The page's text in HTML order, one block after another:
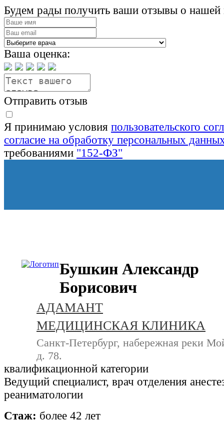
Будем рады получить ваши отзывы о нашей
Ваша оценка:
Отправить отзыв
Я принимаю условия пользовательского
согласие на обработку персональных
требованиями "152-ФЗ"
АДАМАНТ
МЕДИЦИНСКАЯ КЛИНИКА
Санкт-Петербург, набережная реки
д. 78.
Бушкин Александр
Борисович
квалификационной категории
Ведущий специалист, врач отделения
реаниматологии
Стаж: более 42 лет